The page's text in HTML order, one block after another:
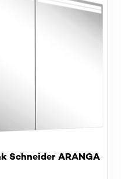
Schneider ARANGA